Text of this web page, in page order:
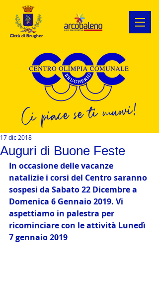
Ci piace se ti muovi!
Auguri di Buone Feste
17 dic 2018
In occasione delle vacanze
natalizie i corsi del Centro saranno
sospesi da Sabato 22 Dicembre a
Domenica 6 Gennaio 2019. Vi
aspettiamo in palestra per
ricominciare con le attività Lunedì
7 gennaio 2019